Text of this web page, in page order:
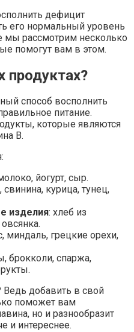
дефицит
его нормальный уровень
мы рассмотрим несколько
помогут вам в этом.
продуктах?
способ восполнить
питание.
которые являются
B.
йогурт, сыр.
свинина, курица, тунец,
изделия: хлеб из
миндаль, грецкие орехи,
брокколи, спаржа,
Ведь добавить в свой
поможет вам
но и разнообразит
и интереснее.